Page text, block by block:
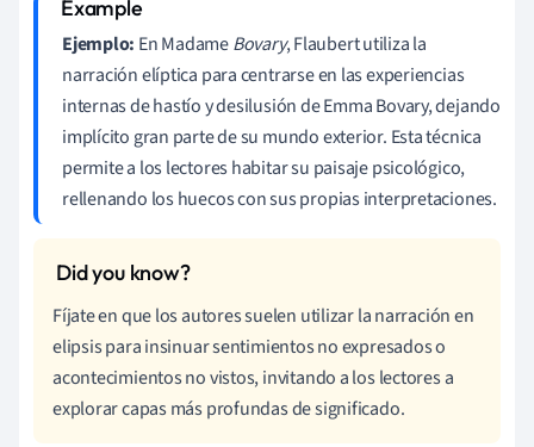
Ejemplo: En MadameBovary, Flaubert utiliza la
narración elíptica para centrarse en las experiencias
internas de hastío y desilusión de Emma Bovary, dejando
implícito gran parte de su mundo exterior. Esta técnica
permite a los lectores habitar su paisaje psicológico,
rellenando los huecos con sus propias interpretaciones.
Fíjate en que los autores suelen utilizar la narración en
elipsis para insinuar sentimientos no expresados o
acontecimientos no vistos, invitando a los lectores a
explorar capas más profundas de significado.